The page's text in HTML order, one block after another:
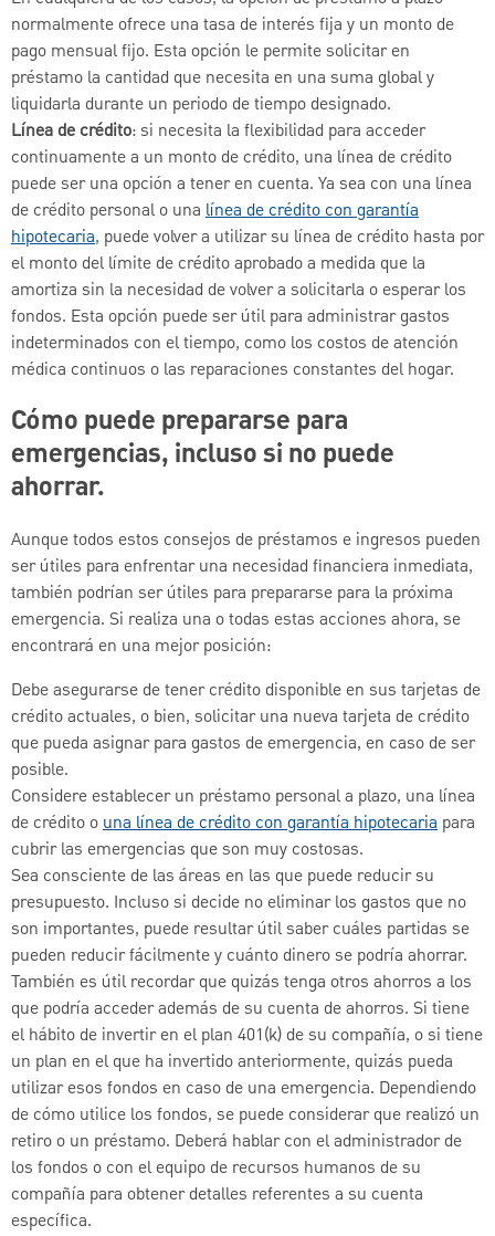
normalmente ofrece una tasa de interés fija y un monto de
pago mensual fijo. Esta opción le permite solicitar en
préstamo la cantidad que necesita en una suma global y
liquidarla durante un periodo de tiempo designado.
Línea de crédito: si necesita la flexibilidad para acceder
continuamente a un monto de crédito, una línea de crédito
puede ser una opción a tener en cuenta. Ya sea con una línea
de crédito personal o una línea de crédito con garantía
hipotecaria, puede volver a utilizar su línea de crédito hasta por
el monto del límite de crédito aprobado a medida que la
amortiza sin la necesidad de volver a solicitarla o esperar los
fondos. Esta opción puede ser útil para administrar gastos
indeterminados con el tiempo, como los costos de atención
médica continuos o las reparaciones constantes del hogar.
Cómo puede prepararse para
emergencias, incluso si no puede
ahorrar.
Aunque todos estos consejos de préstamos e ingresos pueden
ser útiles para enfrentar una necesidad financiera inmediata,
también podrían ser útiles para prepararse para la próxima
emergencia. Si realiza una o todas estas acciones ahora, se
encontrará en una mejor posición:
Debe asegurarse de tener crédito disponible en sus tarjetas de
crédito actuales, o bien, solicitar una nueva tarjeta de crédito
que pueda asignar para gastos de emergencia, en caso de ser
posible.
Considere establecer un préstamo personal a plazo, una línea
de crédito ouna línea de crédito con garantía hipotecaria para
cubrir las emergencias que son muy costosas.
Sea consciente de las áreas en las que puede reducir su
presupuesto. Incluso si decide no eliminar los gastos que no
son importantes, puede resultar útil saber cuáles partidas se
pueden reducir fácilmente y cuánto dinero se podría ahorrar.
También es útil recordar que quizás tenga otros ahorros a los
que podría acceder además de su cuenta de ahorros. Si tiene
el hábito de invertir en el plan 401(k) de su compañía, o si tiene
un plan en el que ha invertido anteriormente, quizás pueda
utilizar esos fondos en caso de una emergencia. Dependiendo
de cómo utilice los fondos, se puede considerar que realizó un
retiro o un préstamo. Deberá hablar con el administrador de
los fondos o con el equipo de recursos humanos de su
compañía para obtener detalles referentes a su cuenta
específica.